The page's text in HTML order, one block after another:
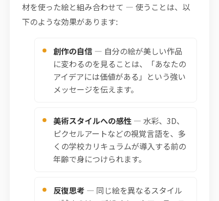
材を使った絵と組み合わせて — 使うことは、以
下のような効果があります:
創作の自信 — 自分の絵が美しい作品
に変わるのを見ることは、「あなたの
アイデアには価値がある」という強い
メッセージを伝えます。
美術スタイルへの感性 — 水彩、3D、
ピクセルアートなどの視覚言語を、多
くの学校カリキュラムが導入する前の
年齢で身につけられます。
反復思考 — 同じ絵を異なるスタイル